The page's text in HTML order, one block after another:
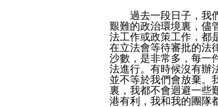
過去一段日子，我們
艱難的政治環境裏，儘
法工作或政策工作，都
在立法會等待審批的法
沙數，是非常多，每一
法進行。有時候沒有辦
並不等於我們會放棄。
裏，我都不會迴避一些
港有利，我和我的團隊